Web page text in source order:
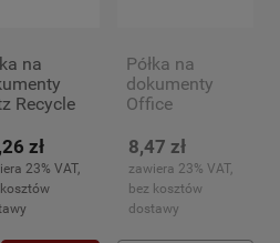
na
Recycle
zł
23% VAT,
Półka na
dokumenty
Office
dymna
8,47 zł
zawiera 23% VAT,
bez kosztów
dostawy